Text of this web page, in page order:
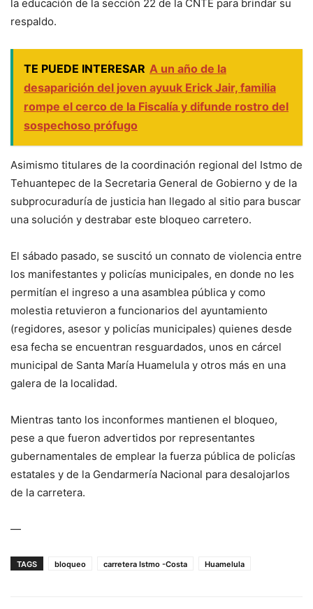
la educación de la sección 22 de la CNTE para brindar su
respaldo.
TE PUEDE INTERESAR A un año de la
desaparición del joven ayuuk Erick Jair, familia
rompe el cerco de la Fiscalía y difunde rostro del
sospechoso prófugo
Asimismo titulares de la coordinación regional del Istmo de
Tehuantepec de la Secretaria General de Gobierno y de la
subprocuraduría de justicia han llegado al sitio para buscar
una solución y destrabar este bloqueo carretero.
El sábado pasado, se suscitó un connato de violencia entre
los manifestantes y policías municipales, en donde no les
permitían el ingreso a una asamblea pública y como
molestia retuvieron a funcionarios del ayuntamiento
(regidores, asesor y policías municipales) quienes desde
esa fecha se encuentran resguardados, unos en cárcel
municipal de Santa María Huamelula y otros más en una
galera de la localidad.
Mientras tanto los inconformes mantienen el bloqueo,
pese a que fueron advertidos por representantes
gubernamentales de emplear la fuerza pública de policías
estatales y de la Gendarmería Nacional para desalojarlos
de la carretera.
—
TAGS bloqueo carretera Istmo -Costa Huamelula